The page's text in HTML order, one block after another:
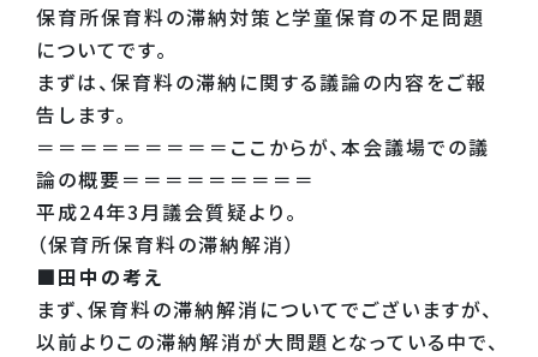
保育所保育料の滞納対策と学童保育の不足問題
についてです。
まずは、保育料の滞納に関する議論の内容をご報
告します。
＝＝＝＝＝＝＝＝＝ここからが、本会議場での議
論の概要＝＝＝＝＝＝＝＝＝
平成24年3月議会質疑より。
（保育所保育料の滞納解消）
■田中の考え
まず、保育料の滞納解消についてでございますが、
以前よりこの滞納解消が大問題となっている中で、